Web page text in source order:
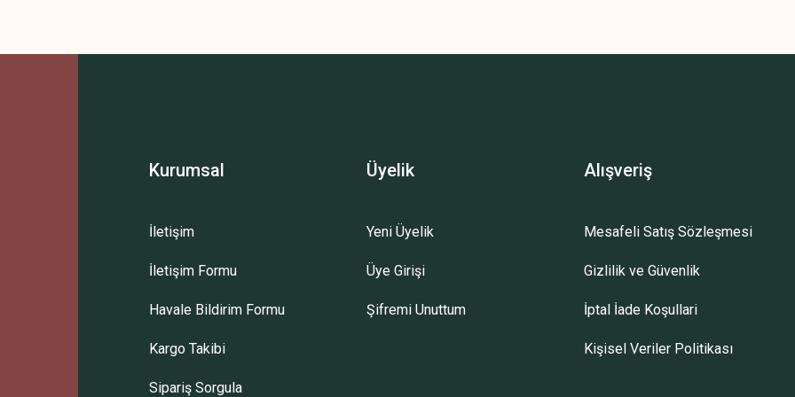
Bu ürüne ilk yorumu siz yapın!
Gönder
Kurumsal
İletişim
İletişim Formu
Havale Bildirim Formu
Kargo Takibi
Sipariş Sorgula
Üyelik
Yeni Üyelik
Üye Girişi
Şifremi Unuttum
Alışveriş
Mesafeli Satış Sözleşmesi
Gizlilik ve Güvenlik
İptal İade Koşullari
Kişisel Veriler Politikası